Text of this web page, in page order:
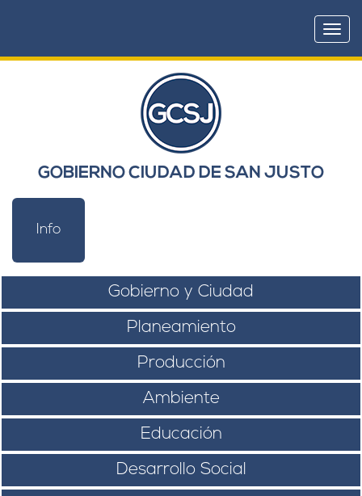
GOBIERNO CIUDAD DE SAN JUSTO
Info
Gobierno y Ciudad
Planeamiento
Producción
Ambiente
Educación
Desarrollo Social